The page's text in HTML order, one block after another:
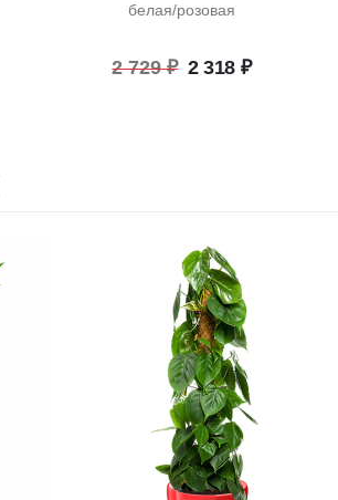
белая/розовая
2 729₽ Первоначальная
2 318 ₽Текущая